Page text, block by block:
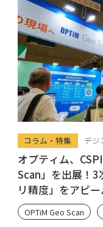
コラム・特集 デジ
オプティム、
Scan」を出展！3
リ精度」をアピ
OPTiM Geo Scan